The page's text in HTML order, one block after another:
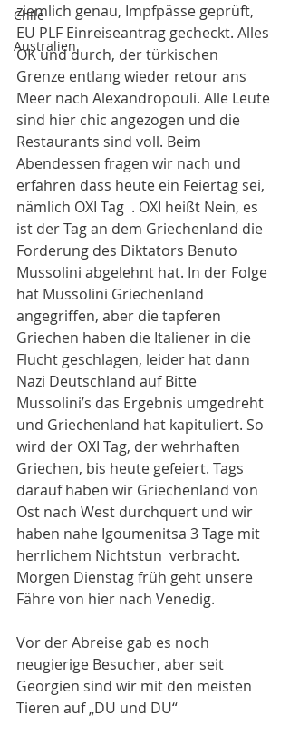
Chile
Australien
ziemlich genau, Impfpässe geprüft,
EU PLF Einreiseantrag gecheckt. Alles
OK und durch, der türkischen
Grenze entlang wieder retour ans
Meer nach Alexandropouli. Alle Leute
sind hier chic angezogen und die
Restaurants sind voll. Beim
Abendessen fragen wir nach und
erfahren dass heute ein Feiertag sei,
nämlich OXI Tag  . OXI heißt Nein, es
ist der Tag an dem Griechenland die
Forderung des Diktators Benuto
Mussolini abgelehnt hat. In der Folge
hat Mussolini Griechenland
angegriffen, aber die tapferen
Griechen haben die Italiener in die
Flucht geschlagen, leider hat dann
Nazi Deutschland auf Bitte
Mussolini’s das Ergebnis umgedreht
und Griechenland hat kapituliert. So
wird der OXI Tag, der wehrhaften
Griechen, bis heute gefeiert. Tags
darauf haben wir Griechenland von
Ost nach West durchquert und wir
haben nahe Igoumenitsa 3 Tage mit
herrlichem Nichtstun  verbracht.
Morgen Dienstag früh geht unsere
Fähre von hier nach Venedig.
Vor der Abreise gab es noch
neugierige Besucher, aber seit
Georgien sind wir mit den meisten
Tieren auf „DU und DU“